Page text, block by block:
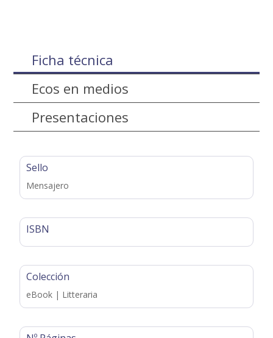
Ficha técnica
Ecos en medios
Presentaciones
Sello
Mensajero
ISBN
Colección
eBook | Litteraria